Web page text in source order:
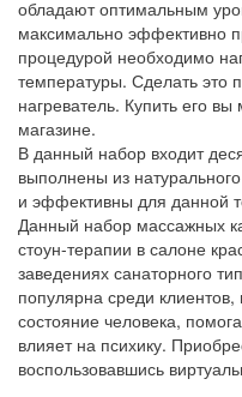
обладают оптимальным
максимально эффективно
процедурой необходимо
температуры. Сделать это
нагреватель. Купить его
магазине.
В данный набор входит
выполнены из
и эффективны для данной
Данный набор массажных
стоун-терапии в салоне
заведениях санаторного
популярна среди
состояние человека,
влияет на психику.
воспользовавшись